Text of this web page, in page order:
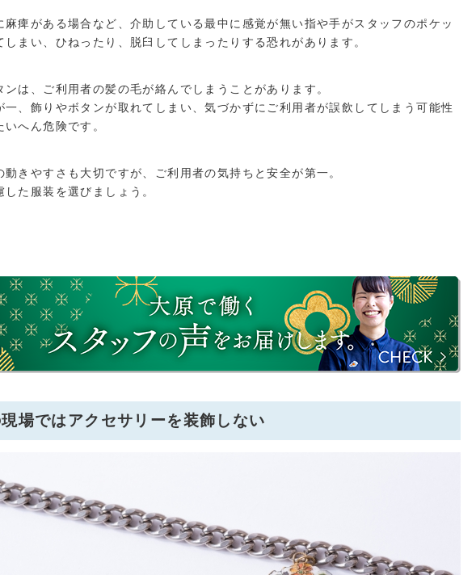
麻痺がある場合など、介助している最中に感覚が無い指や手がスタッフのポケッ
しまい、ひねったり、脱臼してしまったりする恐れがあります。
ンは、ご利用者の髪の毛が絡んでしまうことがあります。
一、飾りやボタンが取れてしまい、気づかずにご利用者が誤飲してしまう可能性
いへん危険です。
動きやすさも大切ですが、ご利用者の気持ちと安全が第一。
した服装を選びましょう。
場ではアクセサリーを装飾しない